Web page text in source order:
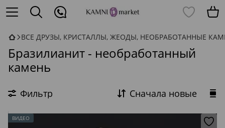
ВСЕ ДРУЗЫ, КРИСТАЛЛЫ, ЖЕОДЫ, НЕОБРАБОТАННЫЕ
Бразилианит - необработанный
камень
Фильтр Сначала новые
ВИДЕО